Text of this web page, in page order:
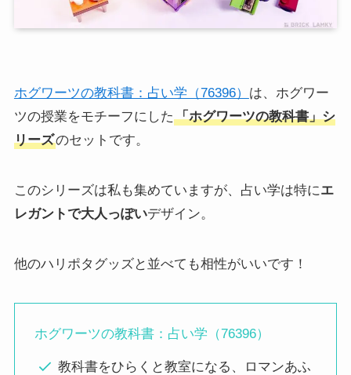
ホグワーツの教科書：占い学（76396） は、ホグワー
ツの授業をモチーフにした 「ホグワーツの教科書」シ
リーズのセットです。
このシリーズは私も集めていますが、占い学は特にエ
レガントで大人っぽいデザイン。
他のハリポタグッズと並べても相性がいいです！
ホグワーツの教科書：占い学（76396）
教科書をひらくと教室になる、ロマンあふ